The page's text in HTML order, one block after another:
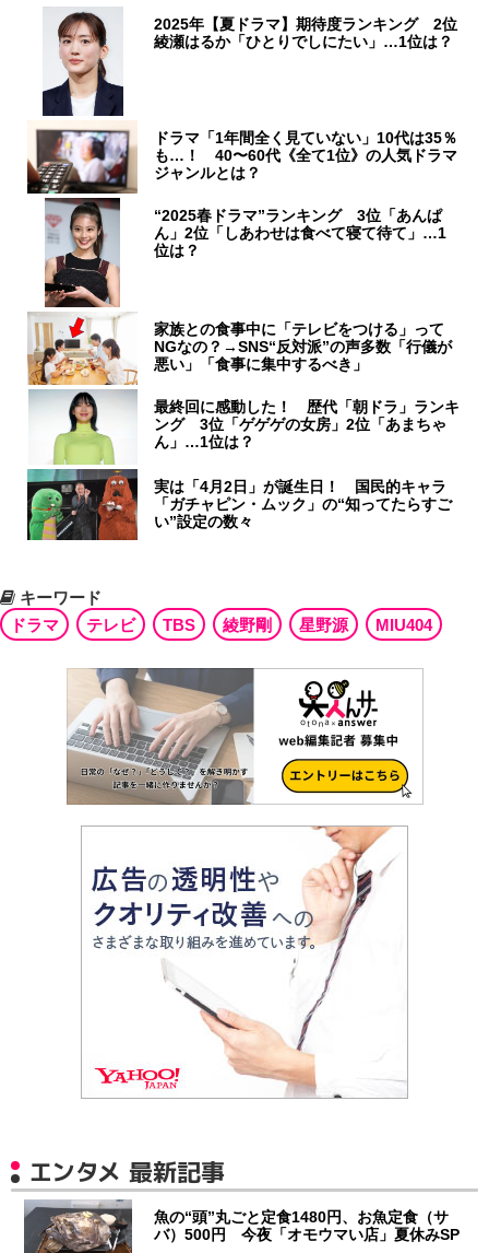
2025年【夏ドラマ】期待度ランキング 2位
綾瀬はるか「ひとりでしにたい」…1位は？
ドラマ「1年間全く見ていない」10代は35％
も…！ 40〜60代《全て1位》の人気ドラマ
ジャンルとは？
“2025春ドラマ”ランキング 3位「あんぱ
ん」2位「しあわせは食べて寝て待て」…1
位は？
家族との食事中に「テレビをつける」って
NGなの？→SNS“反対派”の声多数「行儀が
悪い」「食事に集中するべき」
最終回に感動した！ 歴代「朝ドラ」ランキ
ング 3位「ゲゲゲの女房」2位「あまちゃ
ん」…1位は？
実は「4月2日」が誕生日！ 国民的キャラ
「ガチャピン・ムック」の“知ってたらすご
い”設定の数々
キーワード
ドラマ
テレビ TBS 綾野剛 星野源 MIU404
エンタメ 最新記事
魚の“頭”丸ごと定食1480円、お魚定食（サ
バ）500円 今夜「オモウマい店」夏休みSP